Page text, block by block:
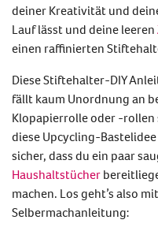
deiner Kreativität und
Lauf lässt und deine leeren
einen raffinierten
DieseStiftehalter-DIY
fällt kaum Unordnung an
Klopapierrolleoder -rollen
diese Upcycling-
sicher, dass du ein paar
Haushaltstücher
machen. Los geht’s also
Selbermachanleitung: